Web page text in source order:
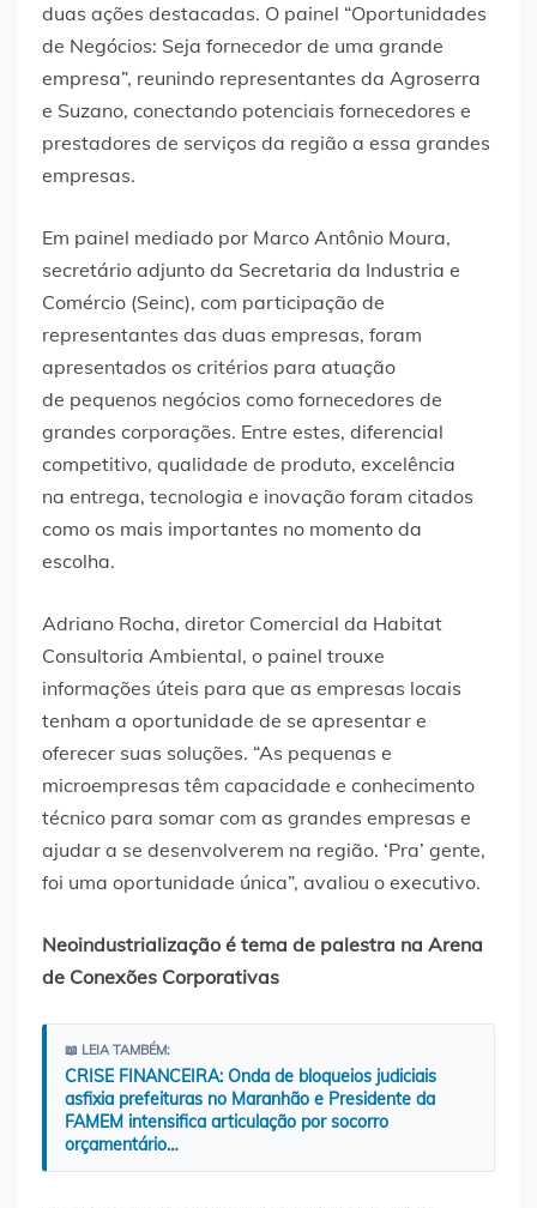
duas ações destacadas. O painel “Oportunidades
de Negócios: Seja fornecedor de uma grande
empresa”, reunindo representantes da Agroserra
e Suzano, conectando potenciais fornecedores e
prestadores de serviços da região a essa grandes
empresas.
Em painel mediado por Marco Antônio Moura,
secretário adjunto da Secretaria da Industria e
Comércio (Seinc), com participação de
representantes das duas empresas, foram
apresentados os critérios para atuação
de pequenos negócios como fornecedores de
grandes corporações. Entre estes, diferencial
competitivo, qualidade de produto, excelência
na entrega, tecnologia e inovação foram citados
como os mais importantes no momento da
escolha.
Adriano Rocha, diretor Comercial da Habitat
Consultoria Ambiental, o painel trouxe
informações úteis para que as empresas locais
tenham a oportunidade de se apresentar e
oferecer suas soluções. “As pequenas e
microempresas têm capacidade e conhecimento
técnico para somar com as grandes empresas e
ajudar a se desenvolverem na região. ‘Pra’ gente,
foi uma oportunidade única”, avaliou o executivo.
Neoindustrialização é tema de palestra na Arena
de Conexões Corporativas
📖 LEIA TAMBÉM:
CRISE FINANCEIRA: Onda de bloqueios judiciais
asfixia prefeituras no Maranhão e Presidente da
FAMEM intensifica articulação por socorro
orçamentário…